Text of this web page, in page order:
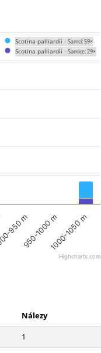
Scotina palliardii - Samci: 59×
Scotina palliardii - Samice: 29×
950 m950-1000 m1000-1050 m
Highcharts.com
Nálezy
1